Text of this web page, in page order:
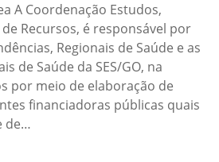
A Coordenação Estudos,
Recursos, é responsável por
Regionais de Saúde e as
de Saúde da SES/GO, na
por meio de elaboração de
financiadoras públicas quais
de…